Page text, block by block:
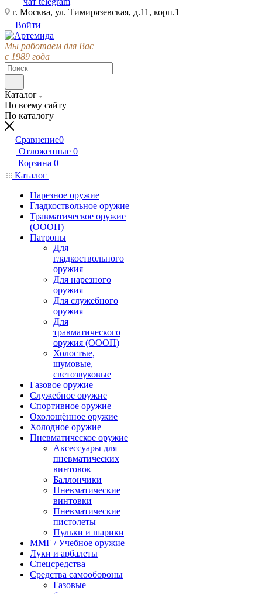
г. Москва, ул. Тимирязевская, д.11, корп.1
Войти
Мы работаем для Вас
с 1989 года
Каталог
По всему сайту
По каталогу
Сравнение0
Отложенные 0
Корзина 0
Каталог
Нарезное оружие
Гладкоствольное оружие
Травматическое оружие
(ОООП)
Патроны
Для
гладкоствольного
оружия
Для нарезного
оружия
Для служебного
оружия
Для
травматического
оружия (ОООП)
Холостые,
шумовые,
светозвуковые
Газовое оружие
Служебное оружие
Спортивное оружие
Охолощённое оружие
Холодное оружие
Пневматическое оружие
Аксессуары для
пневматических
винтовок
Баллончики
Пневматические
винтовки
Пневматические
пистолеты
Пульки и шарики
ММГ / Учебное оружие
Луки и арбалеты
Спецсредства
Средства самообороны
Газовые